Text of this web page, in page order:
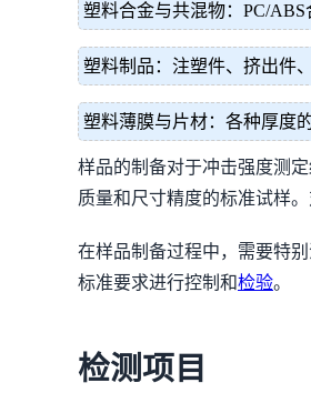
塑料合金与共混物：PC/ABS
塑料制品：注塑件、挤出件
塑料薄膜与片材：各种厚度
样品的制备对于冲击强度测
质量和尺寸精度的标准试样
在样品制备过程中，需要特
标准要求进行控制和检验。
检测项目